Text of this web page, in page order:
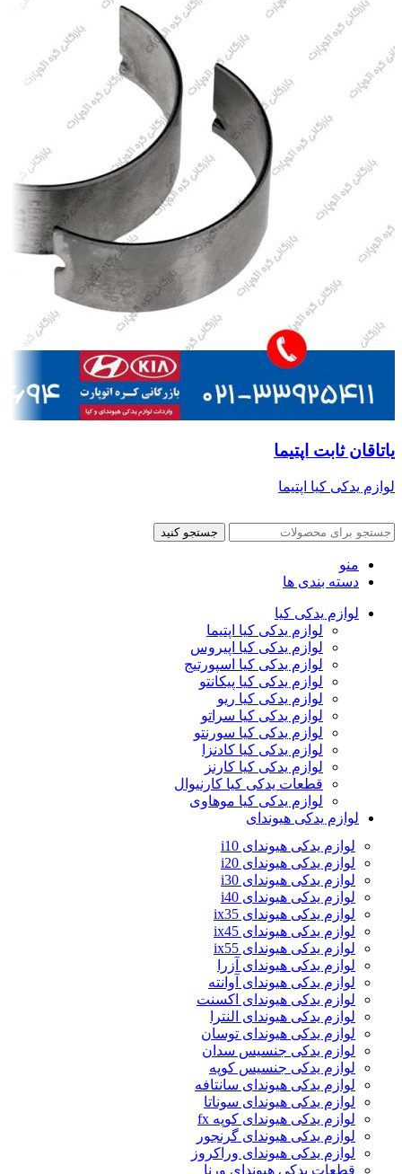
یاتاقان ثابت اپتیما
لوازم یدکی کیا اپتیما
جستجو کنید
منو
دسته بندی ها
لوازم یدکی کیا
لوازم یدکی کیا اپتیما
لوازم یدکی کیا اپیروس
لوازم یدکی کیا اسپورتیج
لوازم یدکی کیا پیکانتو
لوازم یدکی کیا ریو
لوازم یدکی کیا سراتو
لوازم یدکی کیا سورنتو
لوازم یدکی کیا کادنزا
لوازم یدکی کیا کارنز
قطعات یدکی کیا کارنیوال
لوازم یدکی کیا موهاوی
لوازم یدکی هیوندای
لوازم یدکی هیوندای i10
لوازم یدکی هیوندای i20
لوازم یدکی هیوندای i30
لوازم یدکی هیوندای i40
لوازم یدکی هیوندای ix35
لوازم یدکی هیوندای ix45
لوازم یدکی هیوندای ix55
لوازم یدکی هیوندای آزرا
لوازم یدکی هیوندای آوانته
لوازم یدکی هیوندای اکسنت
لوازم یدکی هیوندای النترا
لوازم یدکی هیوندای توسان
لوازم یدکی جنسیس سدان
لوازم یدکی جنسیس کوپه
لوازم یدکی هیوندای سانتافه
لوازم یدکی هیوندای سوناتا
لوازم یدکی هیوندای کوپه fx
لوازم یدکی هیوندای گرنجور
لوازم یدکی هیوندای وراکروز
قطعات یدکی هیوندای ورنا